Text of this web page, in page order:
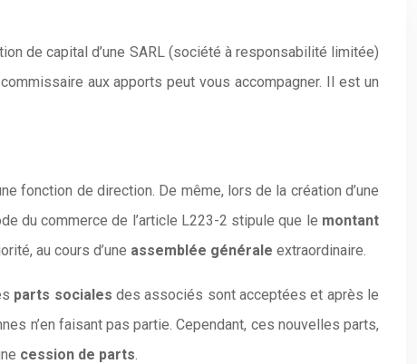
de capital d’une SARL (société à responsabilité limitée)
aux apports peut vous accompagner. Il est un
fonction de direction. De même, lors de la création d’une
du commerce de l’article L223-2 stipule que le montant
au cours d’une assemblée générale extraordinaire.
parts sociales des associés sont acceptées et après le
n’en faisant pas partie. Cependant, ces nouvelles parts,
cession de parts.